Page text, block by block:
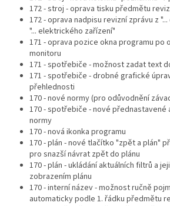
172 - stroj - oprava tisku předmětu
172 - oprava nadpisu revizní zprávu z
"... elektrického zařízení"
171 - oprava pozice okna programu po
monitoru
171 - spotřebiče - možnost zadat text
171 - spotřebiče - drobné grafické
přehlednosti
170 - nové normy (pro odůvodnění
170 - spotřebiče - nové přednastavené
normy
170 - nová ikonka programu
170 - plán - nové tlačítko "zpět a plán"
pro snazší návrat zpět do plánu
170 - plán - ukládání aktuálních filtrů a
zobrazením plánu
170 - interní název - možnost ručně
automaticky podle 1. řádku předmětu